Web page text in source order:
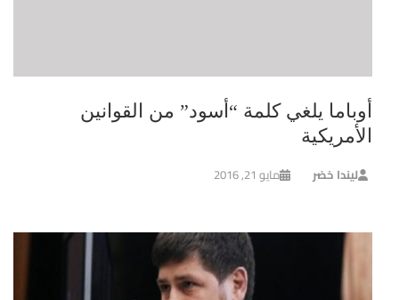
أوباما يلغي كلمة “أسود” من القوانين
الأمريكية
ليندا خضر مايو 21, 2016